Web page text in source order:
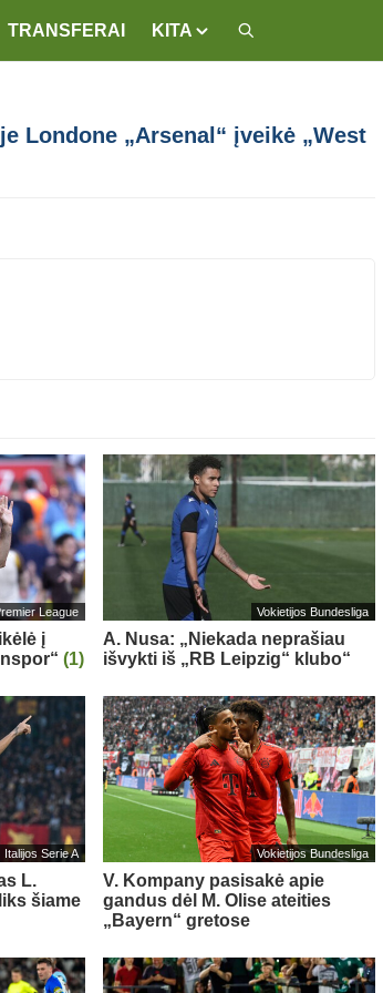
TRANSFERAI KITA
Londone „Arsenal“ įveikė „West
League
į
(1)
Vokietijos Bundesliga
A. Nusa: „Niekada neprašiau
išvykti iš „RB Leipzig“ klubo“
Italijos Serie A
L.
šiame
Vokietijos Bundesliga
V. Kompany pasisakė apie
gandus dėl M. Olise ateities
„Bayern“ gretose